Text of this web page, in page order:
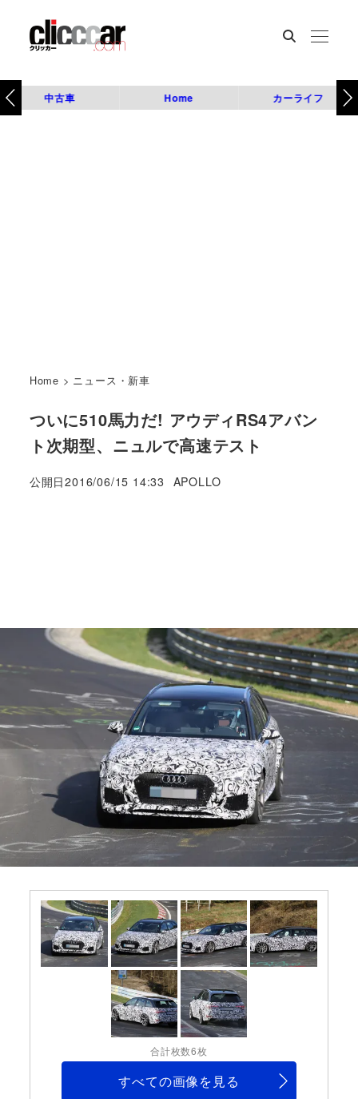
中古車 Home カーライフ
Home > ニュース・新車
ついに510馬力だ! アウディRS4アバン
ト次期型、ニュルで高速テスト
公開日2016/06/15 14:33
著
APOLLO
合計枚数6枚
すべての画像を見る